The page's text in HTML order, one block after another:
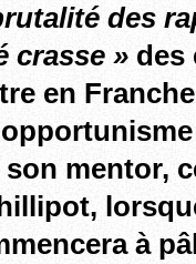
des
crasse » des
en
mentor,
à